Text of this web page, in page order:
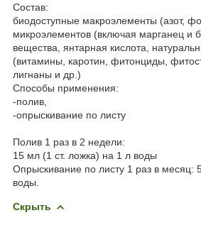
Состав:
биодоступные макроэлементы (азот,
микроэлементов (включая марганец и
вещества, янтарная кислота,
(витамины, каротин, фитонциды,
лигнаны и др.)
Способы применения:
-полив,
-опрыскивание по листу
Полив 1 раз в 2 недели:
15 мл (1 ст. ложка) на 1 л воды
Опрыскивание по листу 1 раз в месяц:
воды.
Скрыть